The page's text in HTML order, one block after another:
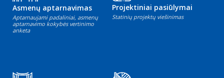
Asmenų aptarnavimas
Aptarnaujami padaliniai, asmenų
aptarnavimo kokybės vertinimo
anketa
Projektiniai pasiūlymai
Statinių projektų viešinimas